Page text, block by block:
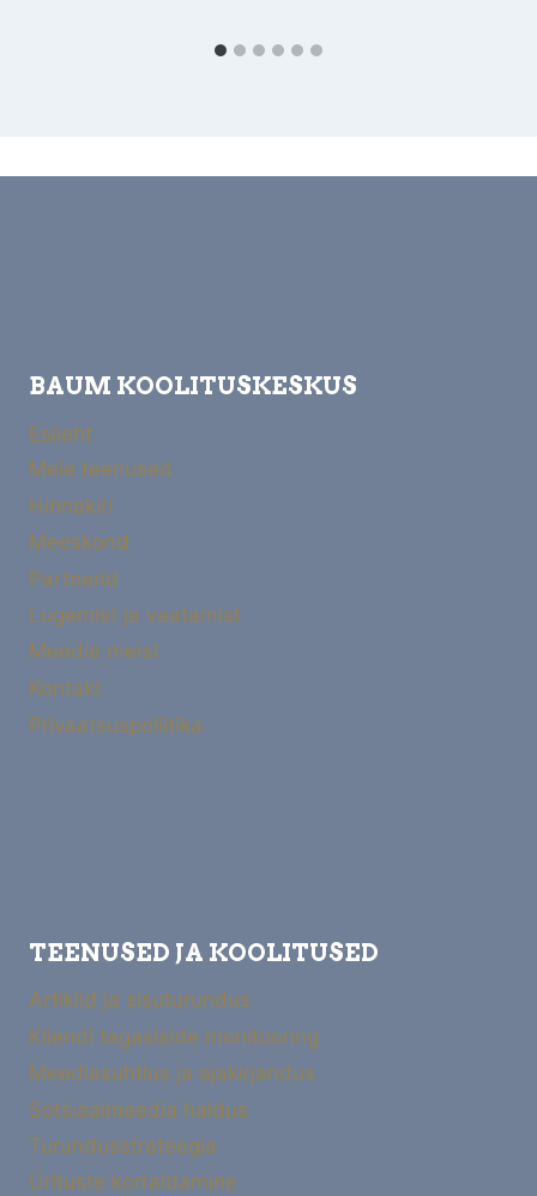
BAUM KOOLITUSKESKUS
Esileht
Meie teenused
Hinnakiri
Meeskond
Partnerid
Lugemist ja vaatamist
Meedia meist
Kontakt
Privaatsuspoliitika
TEENUSED JA KOOLITUSED
Artiklid ja sisuturundus
Kliendi tagasiside monitooring
Meediasuhtlus ja ajakirjandus
Sotsiaalmeedia haldus
Turundusstrateegia
Ürituste korraldamine